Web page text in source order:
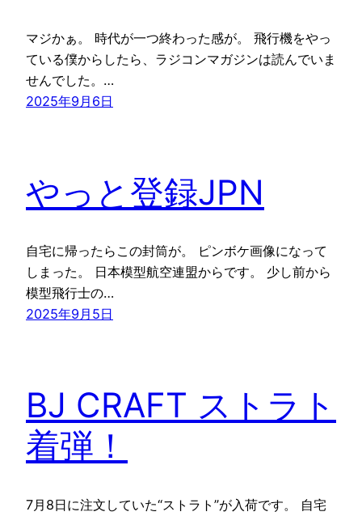
マジかぁ。 時代が一つ終わった感が。 飛行機をやっ
ている僕からしたら、ラジコンマガジンは読んでいま
せんでした。…
2025年9月6日
やっと登録JPN
自宅に帰ったらこの封筒が。 ピンボケ画像になって
しまった。 日本模型航空連盟からです。 少し前から
模型飛行士の…
2025年9月5日
BJ CRAFT ストラト
着弾！
7月8日に注文していた“ストラト”が入荷です。 自宅